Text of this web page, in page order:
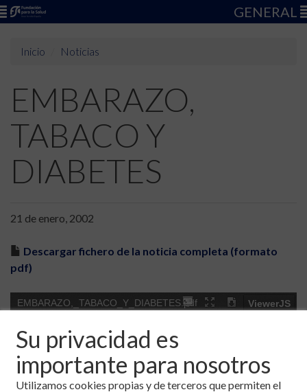
Su privacidad es
importante para nosotros
Utilizamos cookies propias y de terceros que permiten el
GENERAL
Inicio Noticias
EMBARAZO,
TABACO Y
DIABETES
21 de enero, 2002
Descargar fichero de la noticia completa (formato
pdf)